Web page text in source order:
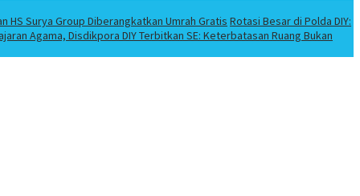
HS Surya Group Diberangkatkan Umrah Gratis Rotasi Besar di Polda DIY:
Agama, Disdikpora DIY Terbitkan SE: Keterbatasan Ruang Bukan